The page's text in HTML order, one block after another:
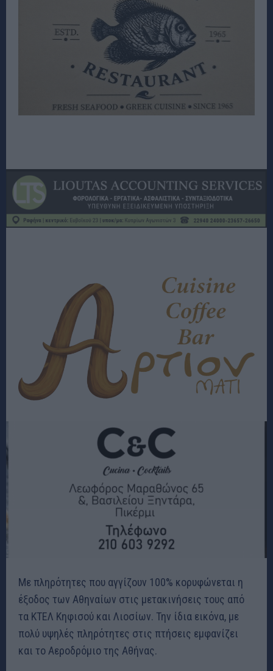
Με πληρότητες που αγγίζουν 100% κορυφώνεται η
έξοδος των Αθηναίων στις μετακινήσεις τους από
τα ΚΤΕΛ Κηφισού και Λιοσίων. Την ίδια εικόνα, με
πολύ υψηλές πληρότητες στις πτήσεις εμφανίζει
και το Αεροδρόμιο της Αθήνας.